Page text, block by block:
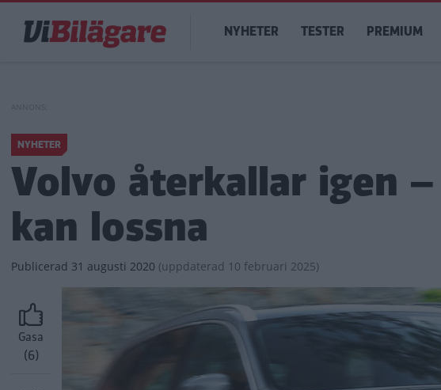
huvudinnehåll
Main
navigation
NYHETER TESTER PREMIUM
NYHETER
Volvo återkallar igen
kan lossna
Publicerad 31 augusti 2020 (uppdaterad 10 februari 2025)
Gasa
(6)